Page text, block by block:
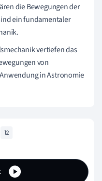
die Bewegungen der
ein fundamentaler
vertiefen das
von
in Astronomie
12